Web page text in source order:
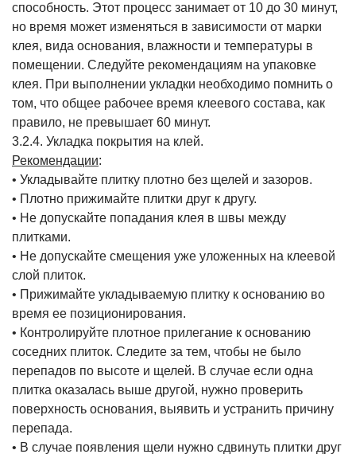
способность. Этот процесс занимает от 10 до 30 минут,
но время может изменяться в зависимости от марки
клея, вида основания, влажности и температуры в
помещении. Следуйте рекомендациям на упаковке
клея. При выполнении укладки необходимо помнить о
том, что общее рабочее время клеевого состава, как
правило, не превышает 60 минут.
3.2.4. Укладка покрытия на клей.
Рекомендации:
• Укладывайте плитку плотно без щелей и зазоров.
• Плотно прижимайте плитки друг к другу.
• Не допускайте попадания клея в швы между
плитками.
• Не допускайте смещения уже уложенных на клеевой
слой плиток.
• Прижимайте укладываемую плитку к основанию во
время ее позиционирования.
• Контролируйте плотное прилегание к основанию
соседних плиток. Следите за тем, чтобы не было
перепадов по высоте и щелей. В случае если одна
плитка оказалась выше другой, нужно проверить
поверхность основания, выявить и устранить причину
перепада.
• В случае появления щели нужно сдвинуть плитки друг